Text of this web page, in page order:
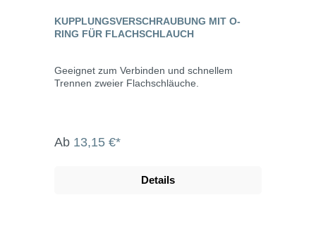
KUPPLUNGSVERSCHRAUBUNG MIT O-
RING FÜR FLACHSCHLAUCH
Geeignet zum Verbinden und schnellem
Trennen zweier Flachschläuche.
Ab 13,15 €*
Details